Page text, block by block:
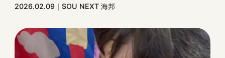
2026.02.09 SOU NEXT 海邦